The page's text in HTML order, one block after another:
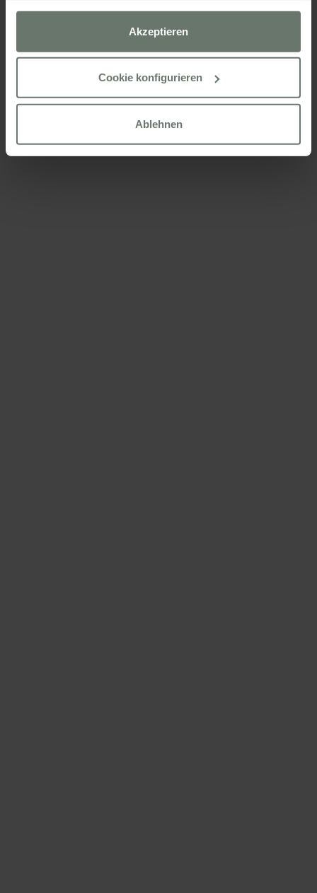
Option „Akzeptieren“ klicken, alle außer den unbedingt
erforderlichen ablehnen, indem Sie auf „Ablehnen“
klicken, oder sie über die Schaltfläche „Cookies
Weitere Informationen finden Sie in unserer
Akzeptieren
Cookie konfigurieren
Ablehnen